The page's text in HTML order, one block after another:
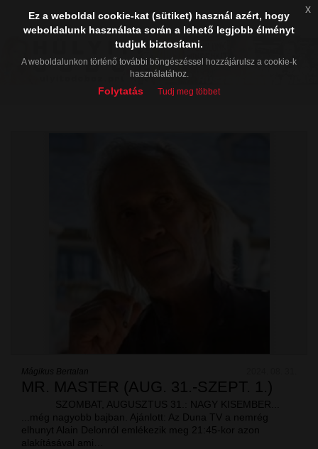
Mágikus Bertalan
MR. MASTER (AUG. 31.-SZEPT. 1.)
SZOMBAT, AUGUSZTUS 31.: NAGY KISEMBER...
...még nagyobb bajban. Ajánlott: Az Duna TV a nemrég
elhunyt Alain Delonról emlékezik meg 21:45-kor azon
alakításával ami…
Ez a weboldal cookie-kat (sütiket) használ azért, hogy
weboldalunk használata során a lehető legjobb élményt
tudjuk biztosítani.
A weboldalunkon történő további böngészéssel hozzájárulsz a cookie-k
használatához.
Folytatás Tudj meg többet
x